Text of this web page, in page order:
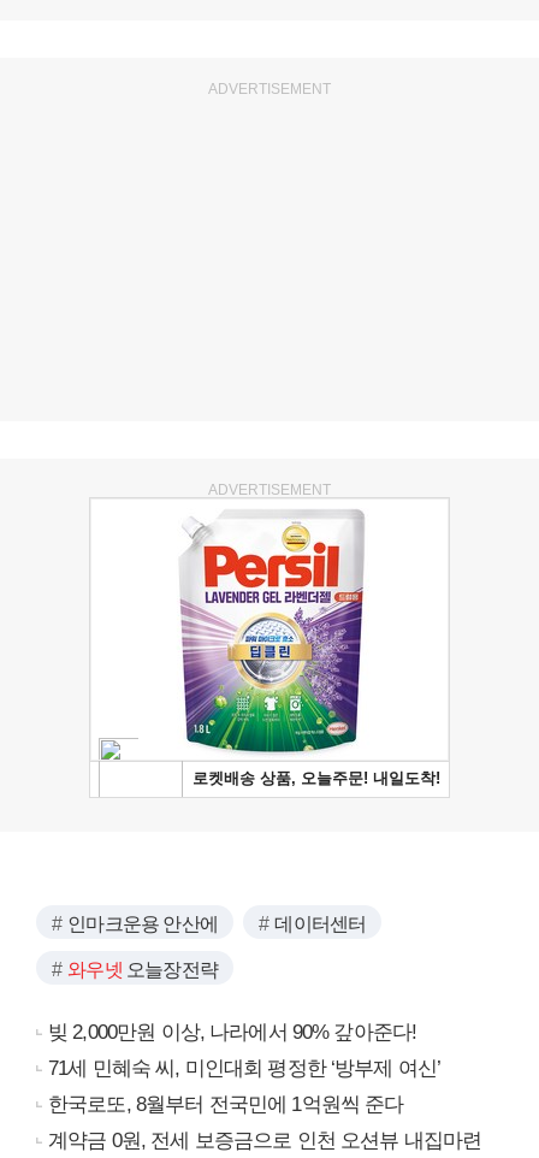
ADVERTISEMENT
ADVERTISEMENT
인마크운용 안산에 데이터센터
와우넷 오늘장전략
빚 2,000만원 이상, 나라에서 90% 갚아준다!
71세 민혜숙 씨, 미인대회 평정한 ‘방부제 여신’
한국로또, 8월부터 전국민에 1억원씩 준다
계약금 0원, 전세 보증금으로 인천 오션뷰 내집마련